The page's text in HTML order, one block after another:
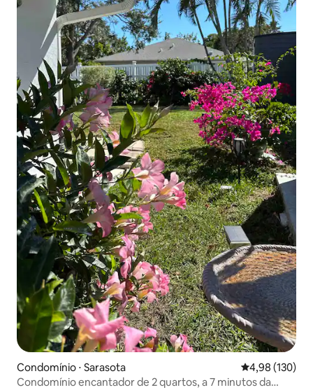
Condomínio ⋅ Sarasota 4,98 de uma
4,98 (130)
Condomínio encantador de 2 quartos, a 7 minutos da